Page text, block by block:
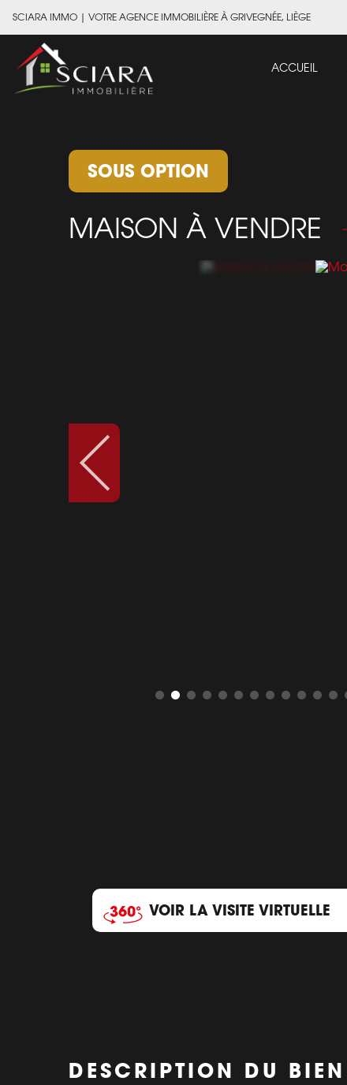
SCIARA IMMO | VOTRE AGENCE IMMOBILIÈRE À GRIVEGNÉE, LIÈGE
ACCUEIL
SOUS OPTION
MAISON À VENDRE
VOIR LA VISITE VIRTUELLE
DESCRIPTION DU BIEN